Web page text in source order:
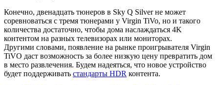
Конечно, двенадцать тюнеров в Sky Q Silver не может
соревноваться с тремя тюнерами у Virgin TiVo, но и такого
количества достаточно, чтобы дома наслаждаться 4K
контентом на разных телевизорах или мониторах.
Другими словами, появление на рынке проигрывателя Virgin
TiVO даст возможность за более низкую цену превратить дом
в место развлечения. Будем надеяться, что новое устройство
будет поддерживать стандарты HDR контента.